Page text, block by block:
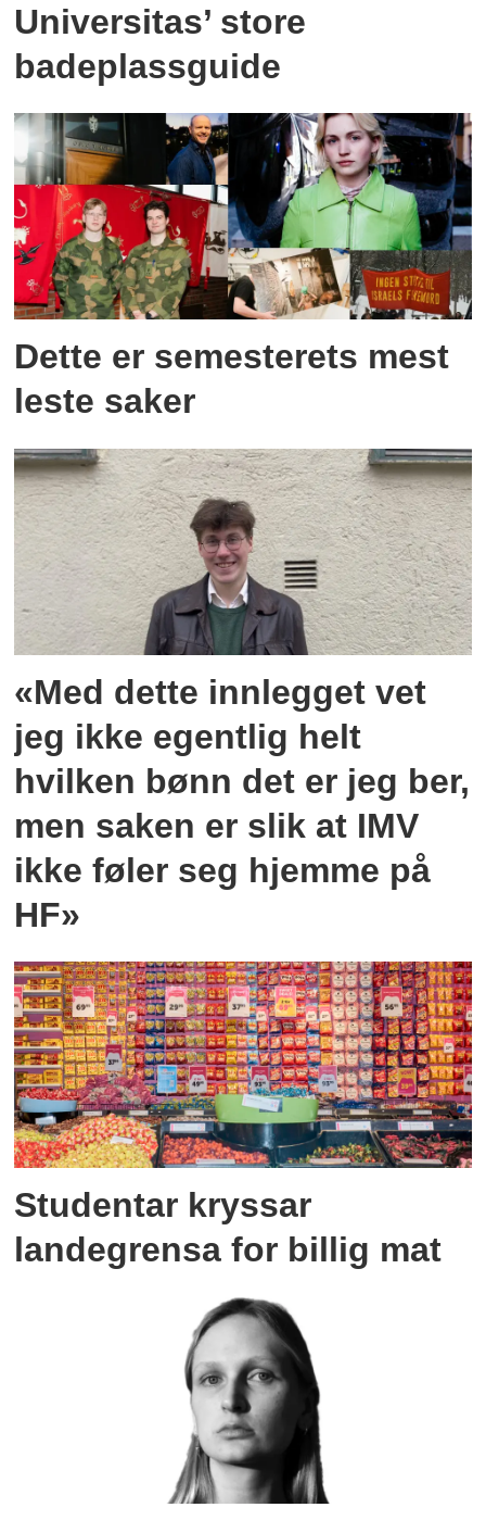
Universitas’ store
badeplassguide
Dette er semesterets mest
leste saker
«Med dette innlegget vet
jeg ikke egentlig helt
hvilken bønn det er jeg ber,
men saken er slik at IMV
ikke føler seg hjemme på
HF»
Studentar kryssar
landegrensa for billig mat